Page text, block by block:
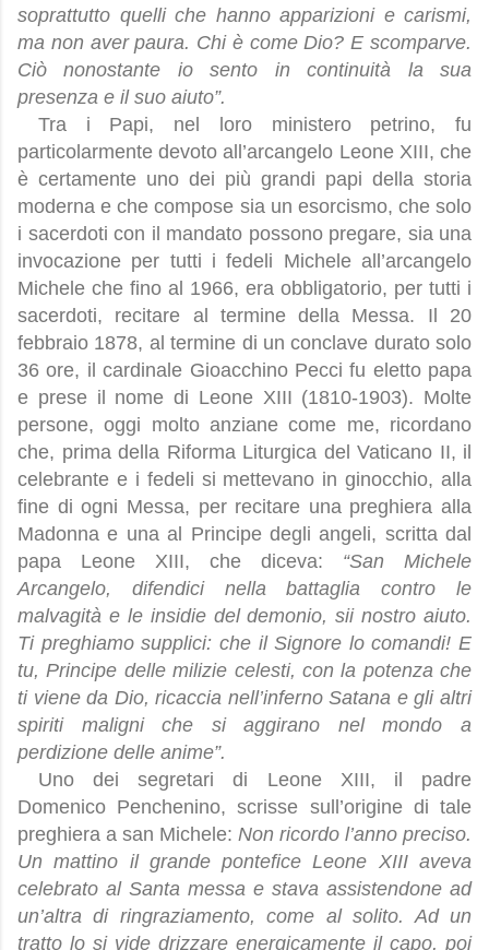
soprattutto quelli che hanno apparizioni e carismi,
ma non aver paura. Chi è come Dio? E scomparve.
Ciò nonostante io sento in continuità la sua
presenza e il suo aiuto”.
Tra i Papi, nel loro ministero petrino, fu
particolarmente devoto all’arcangelo Leone XIII, che
è certamente uno dei più grandi papi della storia
moderna e che compose sia un esorcismo, che solo
i sacerdoti con il mandato possono pregare, sia una
invocazione per tutti i fedeli Michele all’arcangelo
Michele che fino al 1966, era obbligatorio, per tutti i
sacerdoti, recitare al termine della Messa. Il 20
febbraio 1878, al termine di un conclave durato solo
36 ore, il cardinale Gioacchino Pecci fu eletto papa
e prese il nome di Leone XIII (1810-1903). Molte
persone, oggi molto anziane come me, ricordano
che, prima della Riforma Liturgica del Vaticano II, il
celebrante e i fedeli si mettevano in ginocchio, alla
fine di ogni Messa, per recitare una preghiera alla
Madonna e una al Principe degli angeli, scritta dal
papa Leone XIII, che diceva: “San Michele
Arcangelo, difendici nella battaglia contro le
malvagità e le insidie del demonio, sii nostro aiuto.
Ti preghiamo supplici: che il Signore lo comandi! E
tu, Principe delle milizie celesti, con la potenza che
ti viene da Dio, ricaccia nell’inferno Satana e gli altri
spiriti maligni che si aggirano nel mondo a
perdizione delle anime”.
Uno dei segretari di Leone XIII, il padre
Domenico Penchenino, scrisse sull’origine di tale
preghiera a san Michele: Non ricordo l’anno preciso.
Un mattino il grande pontefice Leone XIII aveva
celebrato al Santa messa e stava assistendone ad
un’altra di ringraziamento, come al solito. Ad un
tratto lo si vide drizzare energicamente il capo, poi